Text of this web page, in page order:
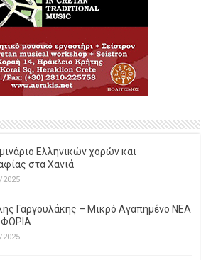
Ελληνικών χορών και
στα Χανιά
2025
Γαργουλάκης – Μικρό Αγαπημένο NEΑ
2025